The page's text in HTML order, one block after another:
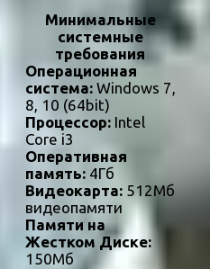
Минимальные
системные
требования
Операционная
система:Windows 7,
8, 10 (64bit)
Процессор:Intel
Core i3
Оперативная
память:4Гб
Видеокарта:512Мб
видеопамяти
Памяти на
Жестком Диске:
150Мб